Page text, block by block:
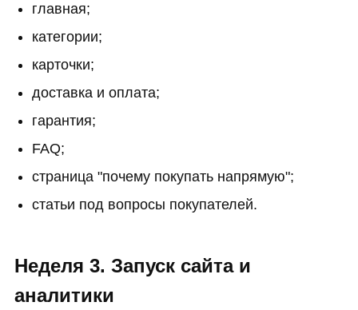
главная;
категории;
карточки;
доставка и оплата;
гарантия;
FAQ;
страница "почему покупать напрямую";
статьи под вопросы покупателей.
Неделя 3. Запуск сайта и
аналитики